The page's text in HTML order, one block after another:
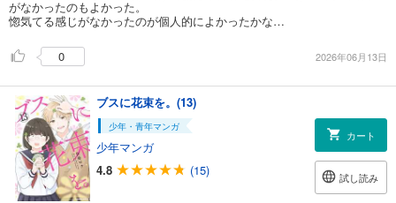
がなかったのもよかった。
惚気てる感じがなかったのが個人的によかったかな…
0 2026年06月13日
ブスに花束を。(13)
少年・青年マンガ
少年マンガ
4.8
(15)
カート
試し読み